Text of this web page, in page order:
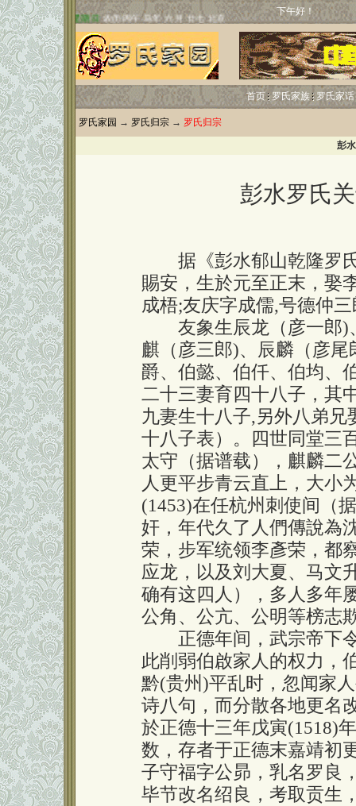
下午好！
首页 罗氏家族 罗氏家话
罗氏家园 → 罗氏归宗 → 罗氏归宗
彭
彭水罗氏
据《彭水郁山乾隆罗氏
賜安，生於元至正末，娶
成梧;友庆字成儒,号德仲
友象生辰龙（彦一郎)
麒（彦三郎)、辰麟（彦
爵、伯懿、伯仟、伯均、
二十三妻育四十八子，其
九妻生十八子,另外八弟
十八子表）。四世同堂三
太守（据谱载），麒麟二
人更平步青云直上，大小
(1453)在任杭州刺使间（
奸，年代久了人們傳說為
荣，步军统领李彥荣，都
应龙，以及刘大夏、马文
确有这四人），多人多年
公角、公亢、公明等榜志
正德年间，武宗帝下令
此削弱伯啟家人的权力，
黔(贵州)平乱时，忽闻家
诗八句，而分散各地更名
於正德十三年戊寅(1518)
数，存者于正德末嘉靖初
子守福字公昴，乳名罗良
毕节改名绍良，考取贡生